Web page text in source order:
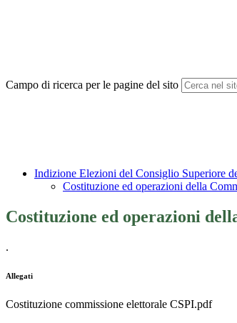
Campo di ricerca per le pagine del sito
Indizione Elezioni del Consiglio Superiore
Costituzione ed operazioni della
Costituzione ed operazioni
.
Allegati
Costituzione commissione elettorale CSPI.pdf